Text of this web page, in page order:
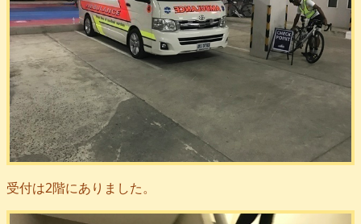
受付は2階にありました。